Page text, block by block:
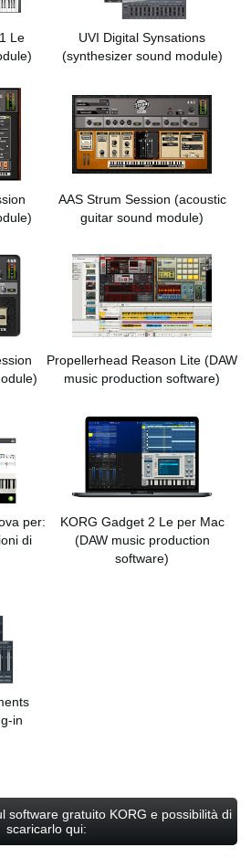
Le
UVI Digital Synsations
(synthesizer sound module)
AAS Strum Session (acoustic
guitar sound module)
Propellerhead Reason Lite (DAW
music production software)
per:
di
KORG Gadget 2 Le per Mac
(DAW music production
software)
in
software gratuito KORG e possibilità di
scaricarlo qui: